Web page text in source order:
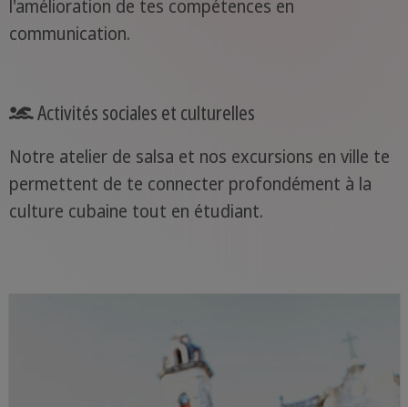
l'amélioration de tes compétences en
communication.
Activités sociales et culturelles
Notre atelier de salsa et nos excursions en ville te
permettent de te connecter profondément à la
culture cubaine tout en étudiant.